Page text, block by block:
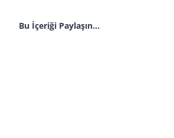
Bu İçeriği Paylaşın...